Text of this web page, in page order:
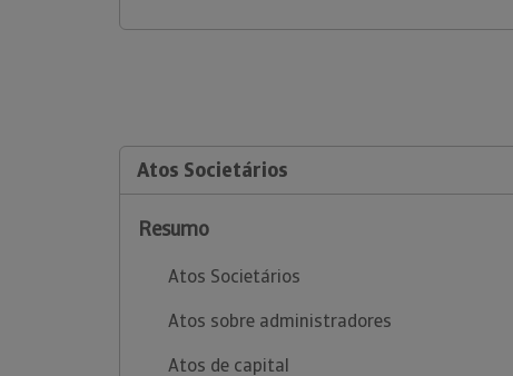
Atos Societários
Resumo
Atos Societários
Atos sobre administradores
Atos de capital